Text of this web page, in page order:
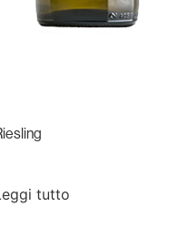
tutto